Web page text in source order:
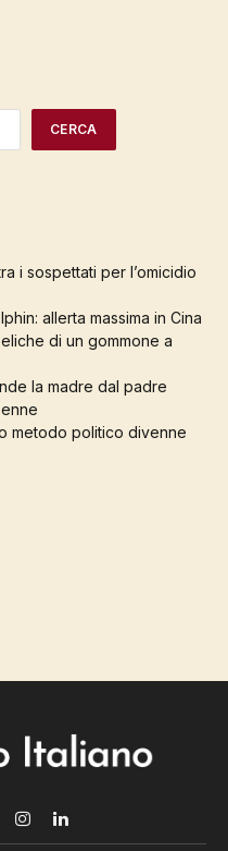
CERCA
i sospettati per l’omicidio
allerta massima in Cina
di un gommone a
la madre dal padre
metodo politico divenne
InstagramLinkedIn